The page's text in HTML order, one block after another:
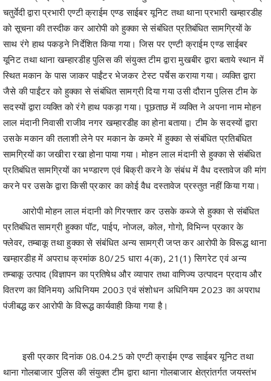
चतुर्वेदी द्वारा प्रभारी एण्टी क्राईम एण्ड साईबर यूनिट तथा थाना प्रभारी खम्हारडीह
को सूचना की तस्दीक कर आरोपी को हुक्का से संबंधित प्रतिबंधित सामग्रियों के
साथ रंगे हाथ पकड़ने निर्देशित किया गया। जिस पर एण्टी क्राईम एण्ड साईबर
यूनिट तथा थाना खम्हारडीह पुलिस की संयुक्त टीम द्वारा मुखबीर द्वारा बताये स्थान में
स्थित मकान के पास जाकर पाईंटर भेजकर टेस्ट पर्चेस कराया गया। व्यक्ति द्वारा
जैसे की पाईंटर को हुक्का से संबंधित सामग्री दिया गया उसी दौरान पुलिस टीम के
सदस्यों द्वारा व्यक्ति को रंगे हाथ पकड़ा गया। पूछताछ में व्यक्ति ने अपना नाम मोहन
लाल मंदानी निवासी राजीव नगर खम्हारडीह का होना बताया। टीम के सदस्यों द्वारा
उसके मकान की तलाशी लेने पर मकान के कमरे में हुक्का से संबंधित प्रतिबंधित
सामग्रियों का जखीरा रखा होना पाया गया। मोहन लाल मंदानी से हुक्का से संबंधित
प्रतिबंधित सामग्रियों का भण्डारण एवं बिक्री करने के संबंध में वैध दस्तावेज की मांग
करने पर उसके द्वारा किसी प्रकार का कोई वैध दस्तावेज प्रस्तुत नहीं किया गया।
आरोपी मोहन लाल मंदानी को गिरफ्तार कर उसके कब्जे से हुक्का से संबंधित
प्रतिबंधित सामग्री हुक्का पॉट, पाईप, नोजल, कोल, गोगो, विभिन्न प्रकार के
फ्लेवर, तम्बाकू तथा हुक्का से संबंधित अन्य सामग्री जप्त कर आरोपी के विरूद्ध थाना
खम्हारडीह में अपराध क्रमांक 80/25 धारा 4(क), 21(1) सिगरेट एवं अन्य
तम्बाकू उत्पाद (विज्ञापन का प्रतिषेध और व्यापार तथा वाणिज्य उत्पादन प्रदाय और
वितरण का विनिमय) अधिनियम 2003 एवं संशोधन अधिनियम 2023 का अपराध
पंजीबद्ध कर आरोपी के विरूद्ध कार्यवाही किया गया है।
इसी प्रकार दिनांक 08.04.25 को एण्टी क्राईम एण्ड साईबर यूनिट तथा
थाना गोलबाजार पुलिस की संयुक्त टीम द्वारा थाना गोलबाजार क्षेत्रांतर्गत जयस्तंभ